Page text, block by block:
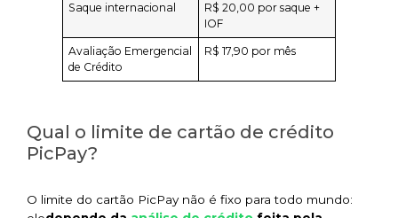
Saque internacional
R$ 20,00 por saque +
IOF
Avaliação Emergencial
de Crédito
R$ 17,90 por mês
Qual o limite de cartão de crédito
PicPay?
O limite do cartão PicPay não é fixo para todo mundo: